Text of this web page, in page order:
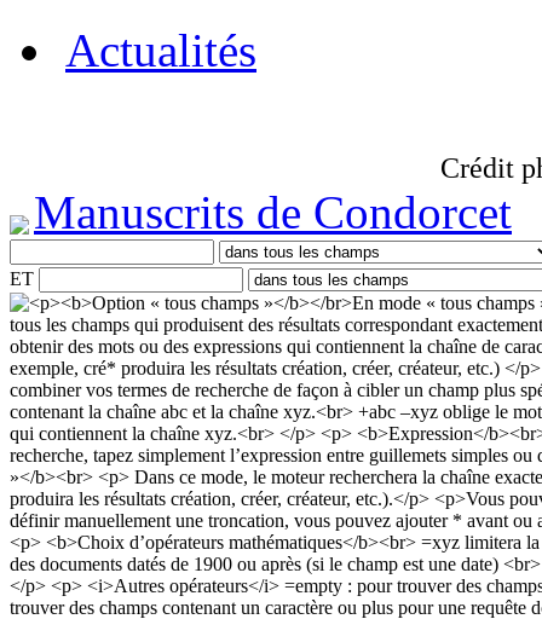
Actualités
Crédit
Manuscrits de Condorcet
ET